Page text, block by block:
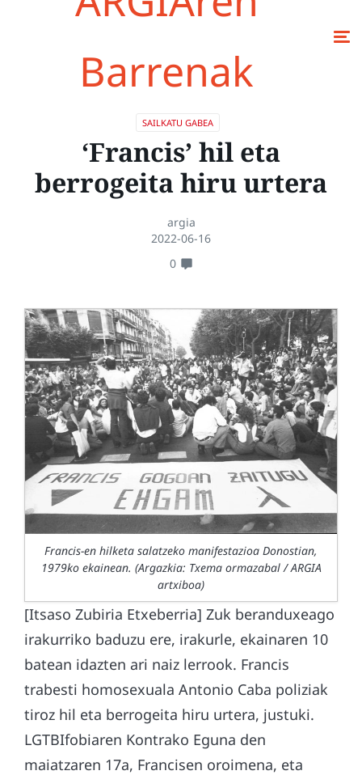
Barrenak
SAILKATU GABEA
‘Francis’ hil eta
berrogeita hiru urtera
argia
2022-06-16
0
Francis-en hilketa salatzeko manifestazioa Donostian,
1979ko ekainean. (Argazkia: Txema ormazabal / ARGIA
artxiboa)
[Itsaso Zubiria Etxeberria] Zuk beranduxeago
irakurriko baduzu ere, irakurle, ekainaren 10
batean idazten ari naiz lerrook. Francis
trabesti homosexuala Antonio Caba poliziak
tiroz hil eta berrogeita hiru urtera, justuki.
LGTBIfobiaren Kontrako Eguna den
maiatzaren 17a, Francisen oroimena, eta